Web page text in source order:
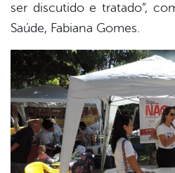
ser discutido e tratado”,
Saúde, Fabiana Gomes.